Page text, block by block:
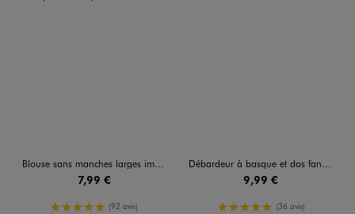
Blouse sans manches larges imprimée à col V au dos fille
7,99 €
5/5 de moyenne
(92 avis)
Débardeur à basque et dos fantaisie ouvert fille
9,99 €
5/5 de moyenne
(36 avis)